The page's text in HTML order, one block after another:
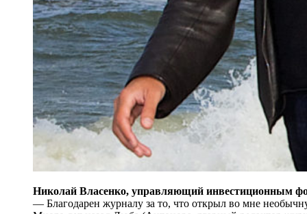
Николай Власенко, управляющий инвестиционным
— Благодарен журналу за то, что открыл во мне